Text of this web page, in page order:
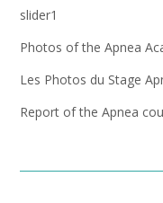
slider1
Photos of the Apnea
Les Photos du Stage
Report of the Apnea